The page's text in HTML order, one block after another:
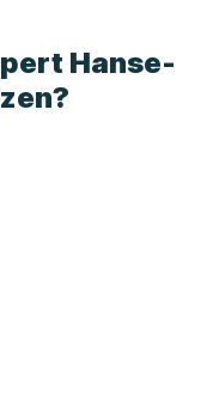
Hanse-